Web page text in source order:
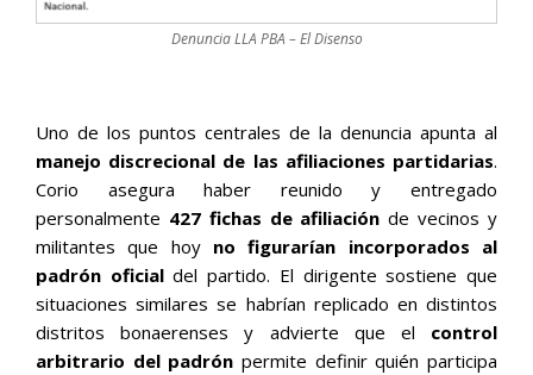
Denuncia LLA PBA – El Disenso
Uno de los puntos centrales de la denuncia apunta al
manejo discrecional de las afiliaciones partidarias.
Corio asegura haber reunido y entregado
personalmente 427 fichas de afiliación de vecinos y
militantes que hoy no figurarían incorporados al
padrón oficialdel partido. El dirigente sostiene que
situaciones similares se habrían replicado en distintos
distritos bonaerenses y advierte que el control
arbitrario del padrón permite definir quién participa